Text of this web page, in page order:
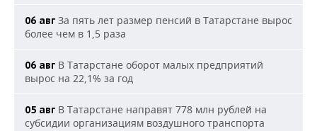
06 авг За пять лет размер пенсий в Татарстане вырос
более чем в 1,5 раза
06 авг В Татарстане оборот малых предприятий
вырос на 22,1% за год
05 авг В Татарстане направят 778 млн рублей на
субсидии организациям воздушного транспорта